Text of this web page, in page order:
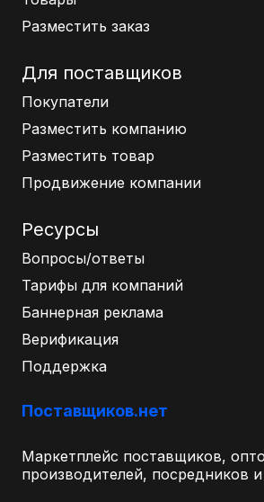
Разместить заказ
Для поставщиков
Покупатели
Разместить компанию
Разместить товар
Продвижение компании
Ресурсы
Вопросы/ответы
Тарифы для компаний
Баннерная реклама
Верификация
Поддержка
Поставщиков.нет
Маркетплейс поставщиков,
производителей, посредников